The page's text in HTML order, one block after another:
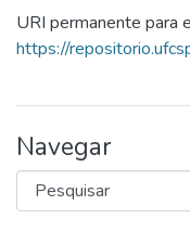
Autoarquivamento
Sobre o RI-UFCSPA
FAQ
Ajuda
URI permanente para
https://
Navegar